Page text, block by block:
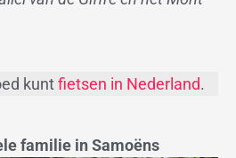
kuntfietsen in Nederland.
familie in Samoëns